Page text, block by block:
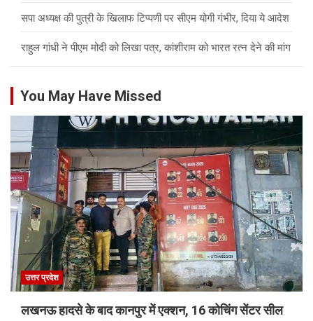
सपा अध्यक्ष की पुत्री के खिलाफ टिप्पणी पर सीएम योगी गंभीर, दिया ये आदेश
राहुल गांधी ने पीएम मोदी को लिखा पत्र, कांशीराम को भारत रत्न देने की मांग
You May Have Missed
उत्तर प्रदेश
लखनऊ हादसे के बाद कानपुर में एक्शन, 16 कोचिंग सेंटर सील